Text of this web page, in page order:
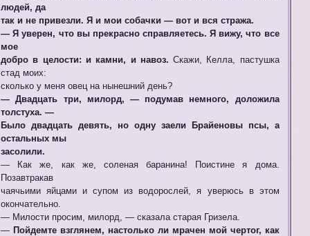
людей, да
так и не привезли. Я и мои собачки — вот и вся стража.
— Я уверен, что вы прекрасно справляетесь. Я вижу, что все
мое
добро в целости: и камни, и навоз. Скажи, Келла, пастушка
стад моих:
сколько у меня овец на нынешний день?
— Двадцать три, милорд, — подумав немного, доложила
толстуха. —
Было двадцать девять, но одну заели Брайеновы псы, а
остальных мы
засолили.
— Как же, как же, соленая баранина! Поистине я дома.
Позавтракав
чаячьими яйцами и супом из водорослей, я уверюсь в этом
окончательно.
— Милости просим, милорд, — сказала старая Гризела.
—Пойдемте взглянем, настолько ли мрачен мой чертог, как